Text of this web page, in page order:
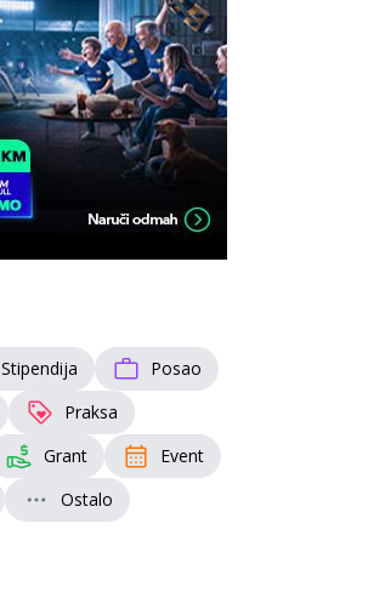
Stipendija
Posao
Praksa
Grant
Event
Ostalo